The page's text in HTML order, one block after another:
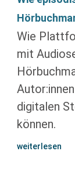
Wie
mit
digitalen
können.
weiterlesen